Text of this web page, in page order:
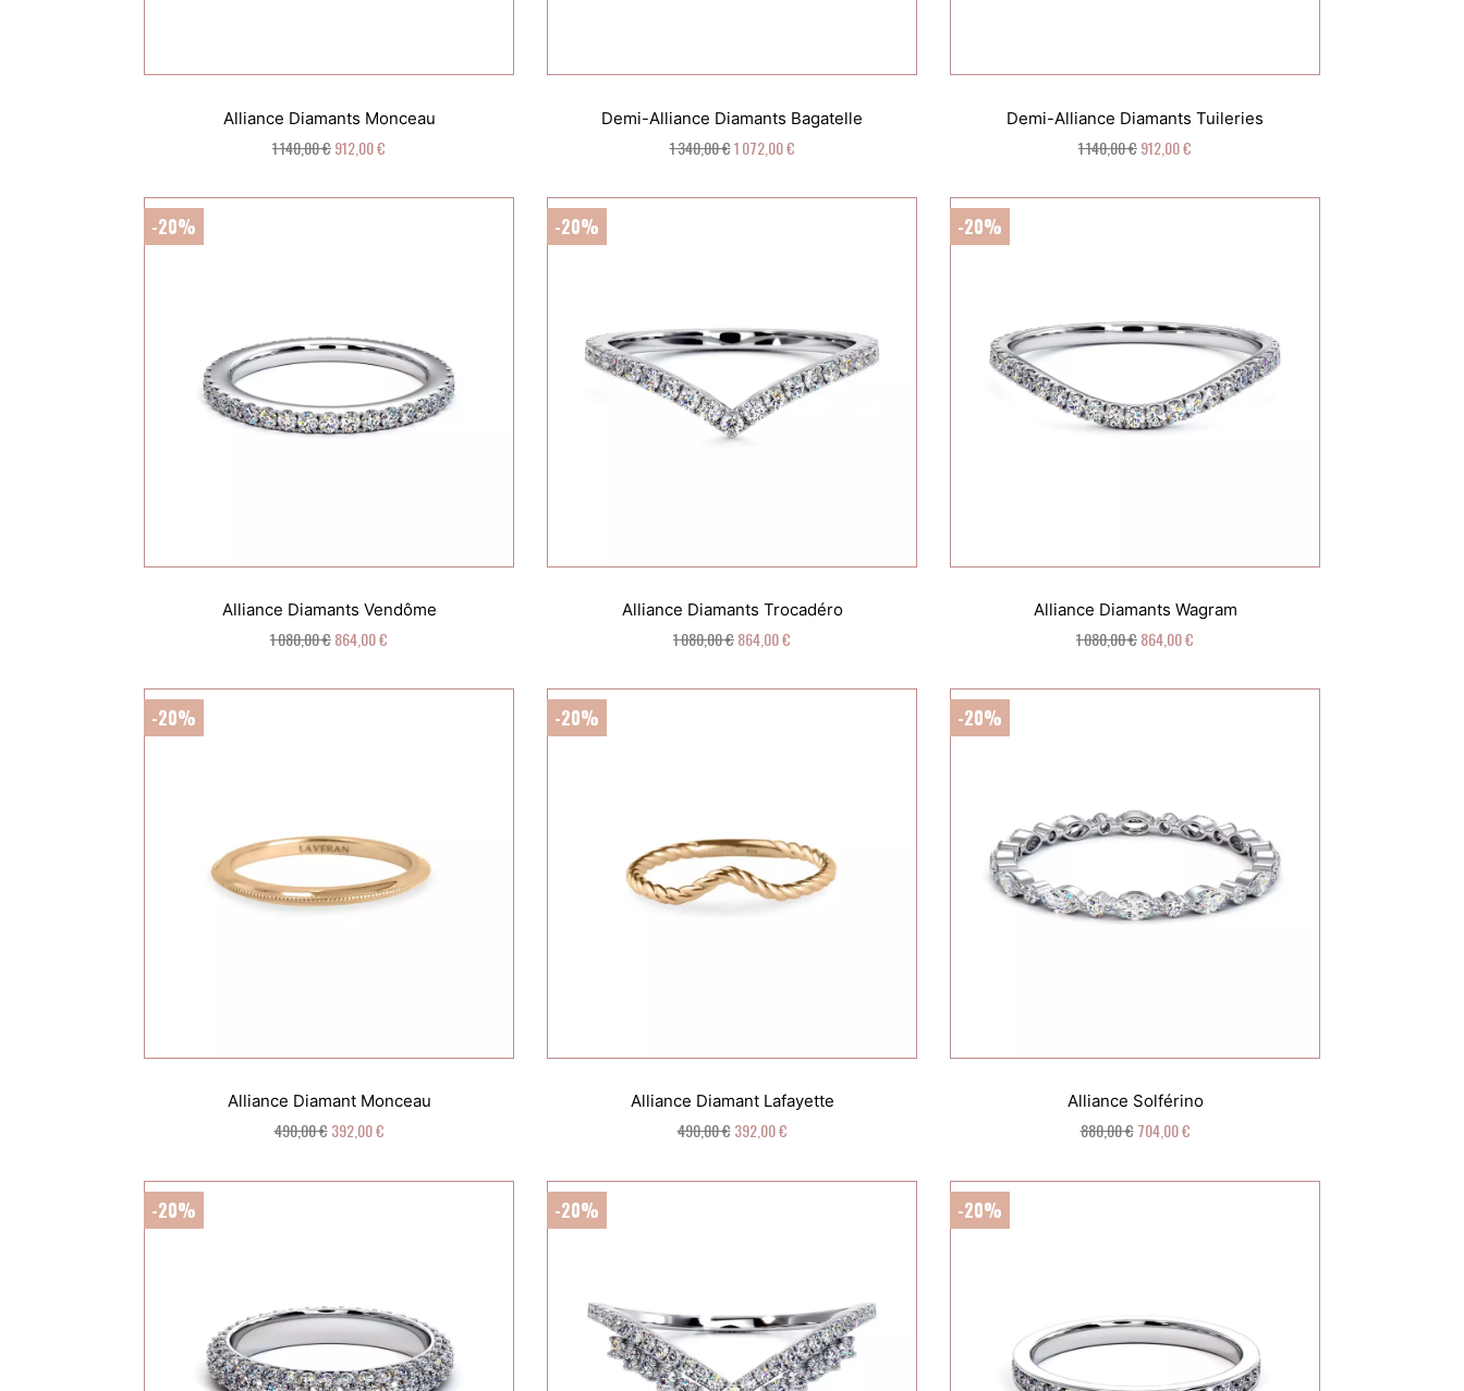
Alliance Diamants Monceau
1 140,00 €912,00 €
Demi-Alliance Diamants Bagatelle
1 340,00 €1 072,00 €
Demi-Alliance Diamants Tuileries
1 140,00 €912,00 €
Alliance Diamants Vendôme
1 080,00 €864,00 €
-20%
Alliance Diamants Trocadéro
1 080,00 €864,00 €
-20%
Alliance Diamants Wagram
1 080,00 €864,00 €
-20%
Alliance Diamant Monceau
490,00 € 392,00 €
-20%
Alliance Diamant Lafayette
490,00 € 392,00 €
-20%
Alliance Solférino
880,00 € 704,00 €
-20%
-20% -20% -20%